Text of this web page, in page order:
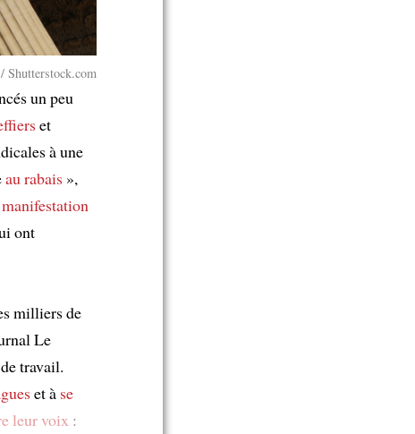
Shutterstock.com
un peu
et
à une
au rabais »,
ont
milliers de
Le
travail.
et à se
leur voix :